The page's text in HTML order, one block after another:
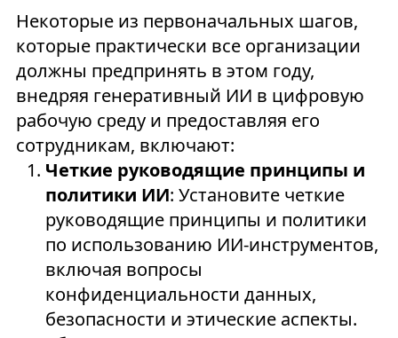
Некоторые из первоначальных шагов,
которые практически все организации
должны предпринять в этом году,
внедряя генеративный ИИ в цифровую
рабочую среду и предоставляя его
сотрудникам, включают:
Четкие руководящие принципы и
политики ИИ: Установите четкие
руководящие принципы и политики
по использованию ИИ-инструментов,
включая вопросы
конфиденциальности данных,
безопасности и этические аспекты.